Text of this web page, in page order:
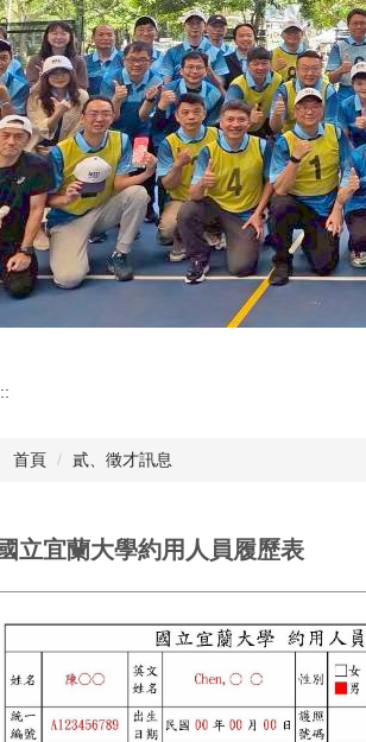
首頁 貳、徵才訊息
國立宜蘭大學約用人員履歷表